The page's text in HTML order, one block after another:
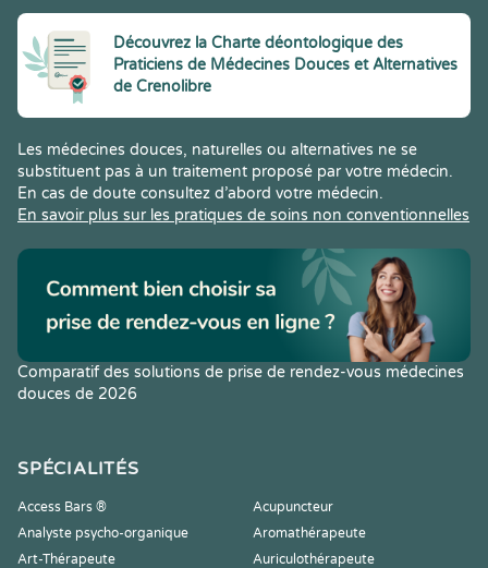
Découvrez la Charte déontologique des
Praticiens de Médecines Douces et Alternatives
de Crenolibre
Les médecines douces, naturelles ou alternatives ne se
substituent pas à un traitement proposé par votre médecin.
En cas de doute consultez d’abord votre médecin.
En savoir plus sur les pratiques de soins non conventionnelles
Comparatif des solutions de prise de rendez-vous médecines
douces de 2026
SPÉCIALITÉS
Access Bars ®
Acupuncteur
Analyste psycho-organique
Aromathérapeute
Art-Thérapeute
Auriculothérapeute